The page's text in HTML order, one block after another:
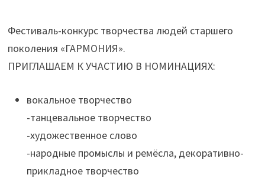
Фестиваль-конкурс творчества людей старшего
поколения «ГАРМОНИЯ».
ПРИГЛАШАЕМ К УЧАСТИЮ В НОМИНАЦИЯХ:
вокальное творчество
-танцевальное творчество
-художественное слово
-народные промыслы и ремёсла, декоративно-
прикладное творчество